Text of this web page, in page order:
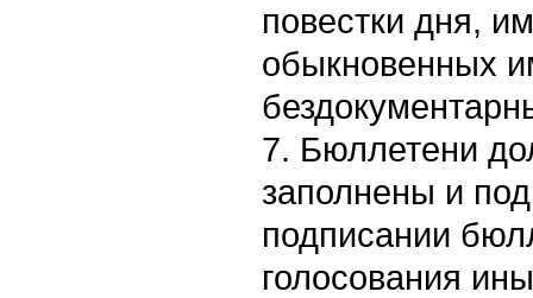
повестки дня,
обыкновенных
7. Бюллетени
заполнены и
подписании
голосования